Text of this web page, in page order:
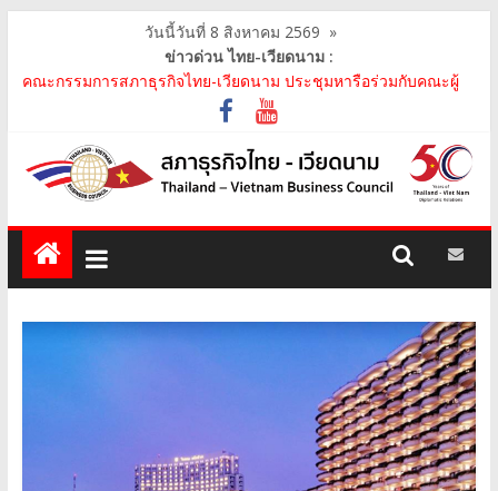
วันนี้วันที่ 8 สิงหาคม 2569 »
ข่าวด่วน ไทย-เวียดนาม :
คณะกรรมการสภาธุรกิจไทย-เวียดนาม ประชุมหารือร่วมกับคณะผู้
แทนภาครัฐเวียดนาม จากคณะกรรมการประชาชน กรุงฮ..
คณะกรรมการสภาธุรกิจไทย-เวียดนาม เข้าร่วมงานวันคล้ายวัน
สถาปนา บริษัท ห้องปฏิบัติการกลาง (ประเทศไทย) จ..
สภาธุรกิจไทย-เวียดนาม เข้าร่วมงานสัมมนา "Investment and
Trade Promotion of Thanh Hoa Province for Th..
คณะกรรมการสภาธุรกิจไทย-เวียดนามร่วมคณะนายกรัฐมนตรีเยือน
เวียดนาม อย่างเป็นทางการ เสริมสร้างความร่วมมื..
คณะกรรมการสภาธุรกิจไทย-เวียดนาม เข้าร่วมประชุมหารือคณะรัฐ